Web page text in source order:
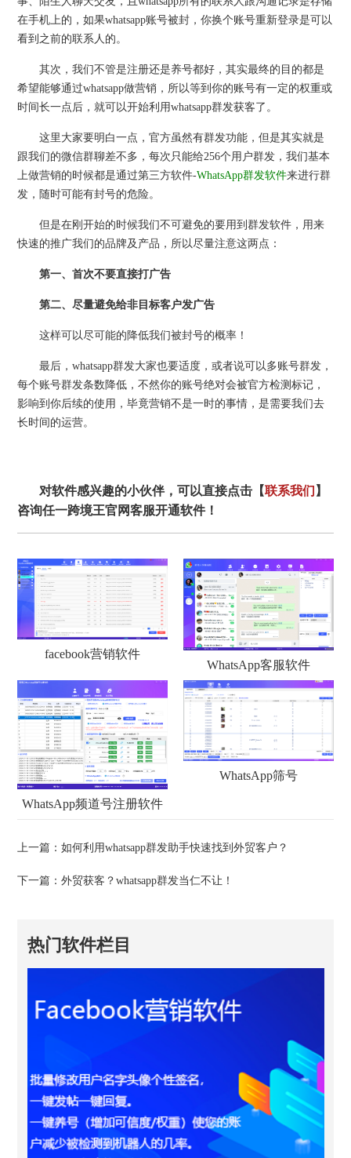
在手机上的，如果whatsapp账号被封，你换个账号重新登录是可以
看到之前的联系人的。
其次，我们不管是注册还是养号都好，其实最终的目的都是
希望能够通过whatsapp做营销，所以等到你的账号有一定的权重或
时间长一点后，就可以开始利用whatsapp群发获客了。
这里大家要明白一点，官方虽然有群发功能，但是其实就是
跟我们的微信群聊差不多，每次只能给256个用户群发，我们基本
上做营销的时候都是通过第三方软件-WhatsApp群发软件来进行群
发，随时可能有封号的危险。
但是在刚开始的时候我们不可避免的要用到群发软件，用来
快速的推广我们的品牌及产品，所以尽量注意这两点：
第一、首次不要直接打广告
第二、尽量避免给非目标客户发广告
这样可以尽可能的降低我们被封号的概率！
最后，whatsapp群发大家也要适度，或者说可以多账号群发，
每个账号群发条数降低，不然你的账号绝对会被官方检测标记，
影响到你后续的使用，毕竟营销不是一时的事情，是需要我们去
长时间的运营。
对软件感兴趣的小伙伴，可以直接点击【联系我们 】
咨询任一跨境王官网客服开通软件！
facebook营销软件
WhatsApp客服软件
WhatsApp频道号注册软件
WhatsApp筛号
上一篇：如何利用whatsapp群发助手快速找到外贸客户？
下一篇：外贸获客？whatsapp群发当仁不让！
热门软件栏目